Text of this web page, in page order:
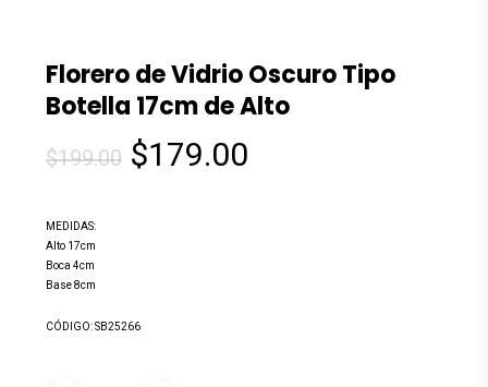
Florero de Vidrio Oscuro Tipo
Botella 17cm de Alto
$199.00 El
$179.00El
MEDIDAS:
Alto 17cm
Boca 4cm
Base 8cm
CÓDIGO: SB25266